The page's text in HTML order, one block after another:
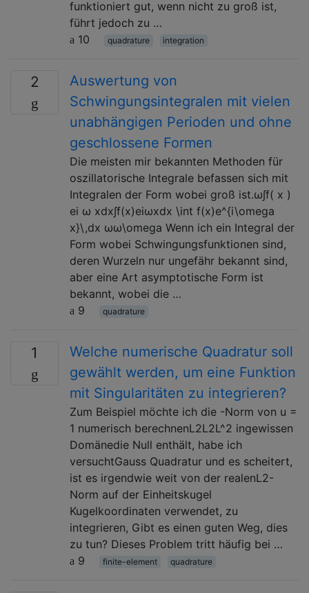
funktioniert gut, wenn nicht zu groß ist,
führt jedoch zu …
10
quadrature integration
2
Auswertung von
Schwingungsintegralen mit vielen
unabhängigen Perioden und ohne
geschlossene Formen
Die meisten mir bekannten Methoden für
oszillatorische Integrale befassen sich mit
Integralen der Form wobei groß ist.ω∫f( x )
ei ω xdx∫f(x)eiωxdx \int f(x)e^{i\omega
x}\,dx ωω\omega Wenn ich ein Integral der
Form wobei Schwingungsfunktionen sind,
deren Wurzeln nur ungefähr bekannt sind,
aber eine Art asymptotische Form ist
bekannt, wobei die …
9
quadrature
1
Welche numerische Quadratur soll
gewählt werden, um eine Funktion
mit Singularitäten zu integrieren?
Zum Beispiel möchte ich die -Norm von u =
1 numerisch berechnenL2L2L^2 ingewissen
Domänedie Null enthält, habe ich
versuchtGauss Quadratur und es scheitert,
ist es irgendwie weit von der realenL2-
Norm auf der Einheitskugel
Kugelkoordinaten verwendet, zu
integrieren, Gibt es einen guten Weg, dies
zu tun? Dieses Problem tritt häufig bei …
9
finite-element quadrature